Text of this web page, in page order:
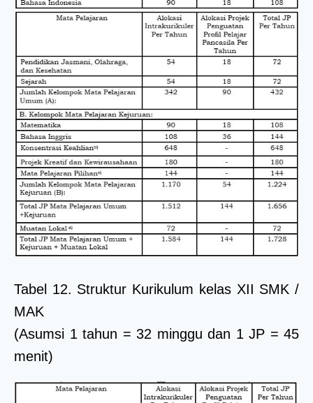
Tabel 12. Struktur Kurikulum kelas XII SMK /
MAK
(Asumsi 1 tahun = 32 minggu dan 1 JP = 45
menit)